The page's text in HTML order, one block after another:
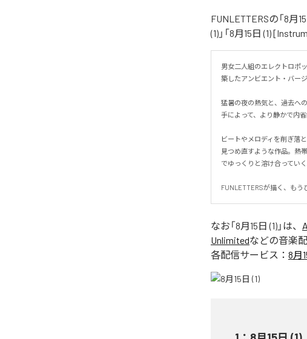
FUNLETTERSの「8月
(1)」「8月15日 (1)
男女二人組のエレクトロポ
築したアンビエント・バージ
猛暑の夜の熱気と、過去へ
手によって、より静かで内
ビートやメロディを削ぎ落
見つめ直すような作品。熱
でゆっくりと溶け合っていく
FUNLETTERSが描く、もう
なお「8月15日 (1) 」は、
Unlimitedなどの音楽
各配信サービス： 8月